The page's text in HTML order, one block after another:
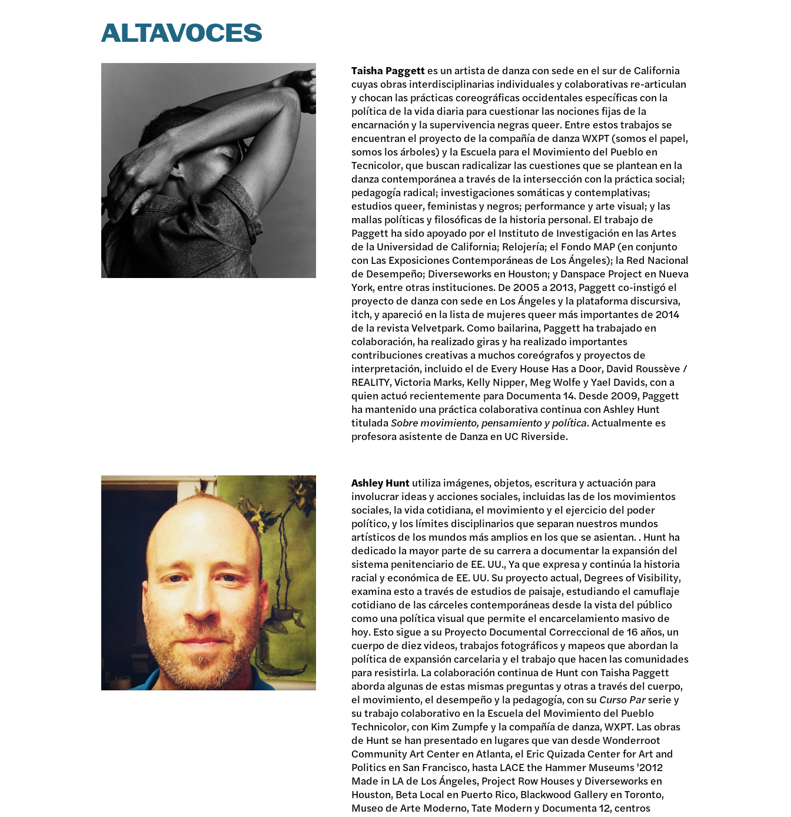
ALTAVOCES
Taisha Paggettes un artista de danza con sede en el sur de California
cuyas obras interdisciplinarias individuales y colaborativas re-articulan
y chocan las prácticas coreográficas occidentales específicas con la
política de la vida diaria para cuestionar las nociones fijas de la
encarnación y la supervivencia negras queer. Entre estos trabajos se
encuentran el proyecto de la compañía de danza WXPT (somos el papel,
somos los árboles) y la Escuela para el Movimiento del Pueblo en
Tecnicolor, que buscan radicalizar las cuestiones que se plantean en la
danza contemporánea a través de la intersección con la práctica social;
pedagogía radical; investigaciones somáticas y contemplativas;
estudios queer, feministas y negros; performance y arte visual; y las
mallas políticas y filosóficas de la historia personal. El trabajo de
Paggett ha sido apoyado por el Instituto de Investigación en las Artes
de la Universidad de California; Relojería; el Fondo MAP (en conjunto
con Las Exposiciones Contemporáneas de Los Ángeles); la Red Nacional
de Desempeño; Diverseworks en Houston; y Danspace Project en Nueva
York, entre otras instituciones. De 2005 a 2013, Paggett co-instigó el
proyecto de danza con sede en Los Ángeles y la plataforma discursiva,
itch, y apareció en la lista de mujeres queer más importantes de 2014
de la revista Velvetpark. Como bailarina, Paggett ha trabajado en
colaboración, ha realizado giras y ha realizado importantes
contribuciones creativas a muchos coreógrafos y proyectos de
interpretación, incluido el de Every House Has a Door, David Roussève /
REALITY, Victoria Marks, Kelly Nipper, Meg Wolfe y Yael Davids, con a
quien actuó recientemente para Documenta 14. Desde 2009, Paggett
ha mantenido una práctica colaborativa continua con Ashley Hunt
tituladaSobre movimiento, pensamiento y política. Actualmente es
profesora asistente de Danza en UC Riverside.
Ashley Huntutiliza imágenes, objetos, escritura y actuación para
involucrar ideas y acciones sociales, incluidas las de los movimientos
sociales, la vida cotidiana, el movimiento y el ejercicio del poder
político, y los límites disciplinarios que separan nuestros mundos
artísticos de los mundos más amplios en los que se asientan. . Hunt ha
dedicado la mayor parte de su carrera a documentar la expansión del
sistema penitenciario de EE. UU., Ya que expresa y continúa la historia
racial y económica de EE. UU. Su proyecto actual, Degrees of Visibility,
examina esto a través de estudios de paisaje, estudiando el camuflaje
cotidiano de las cárceles contemporáneas desde la vista del público
como una política visual que permite el encarcelamiento masivo de
hoy. Esto sigue a su Proyecto Documental Correccional de 16 años, un
cuerpo de diez videos, trabajos fotográficos y mapeos que abordan la
política de expansión carcelaria y el trabajo que hacen las comunidades
para resistirla. La colaboración continua de Hunt con Taisha Paggett
aborda algunas de estas mismas preguntas y otras a través del cuerpo,
el movimiento, el desempeño y la pedagogía, con su Curso Parserie y
su trabajo colaborativo en la Escuela del Movimiento del Pueblo
Technicolor, con Kim Zumpfe y la compañía de danza, WXPT. Las obras
de Hunt se han presentado en lugares que van desde Wonderroot
Community Art Center en Atlanta, el Eric Quizada Center for Art and
Politics en San Francisco, hasta LACE the Hammer Museums '2012
Made in LA de Los Ángeles, Project Row Houses y Diverseworks en
Houston, Beta Local en Puerto Rico, Blackwood Gallery en Toronto,
Museo de Arte Moderno, Tate Modern y Documenta 12, centros